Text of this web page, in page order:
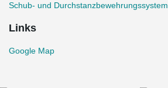
Schub- und Durchstanzbewehrungssystem
Links
Google Map